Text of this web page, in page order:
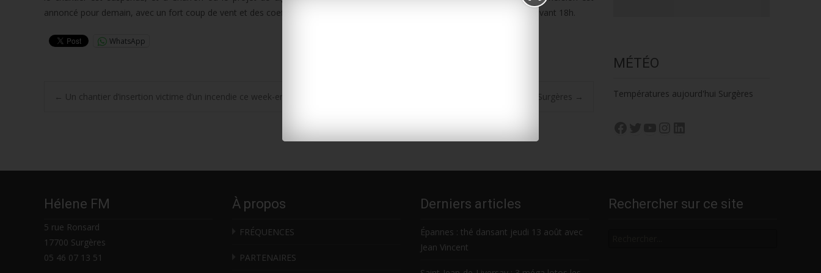
annoncé pour demain, avec un fort coup de vent et des coefficients de marée élevés. 102 à 5h40 demain matin, et 103 peu avant 18h.
WhatsApp
Post
← Un chantier d’insertion victime d’un incendie ce week-end à Marennes Gare à l’arnaque à Surgères →
MÉTÉO
Températures aujourd'hui Surgères
Hélene FM
5 rue Ronsard
17700 Surgères
05 46 07 13 51
À propos
FRÉQUENCES
PARTENAIRES
Derniers articles
Épannes : thé dansant jeudi 13 août avec
Jean Vincent
Rechercher sur ce site